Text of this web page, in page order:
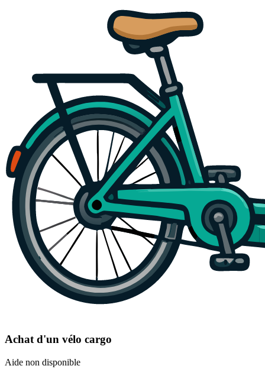
Achat d'un vélo cargo
Aide non disponible